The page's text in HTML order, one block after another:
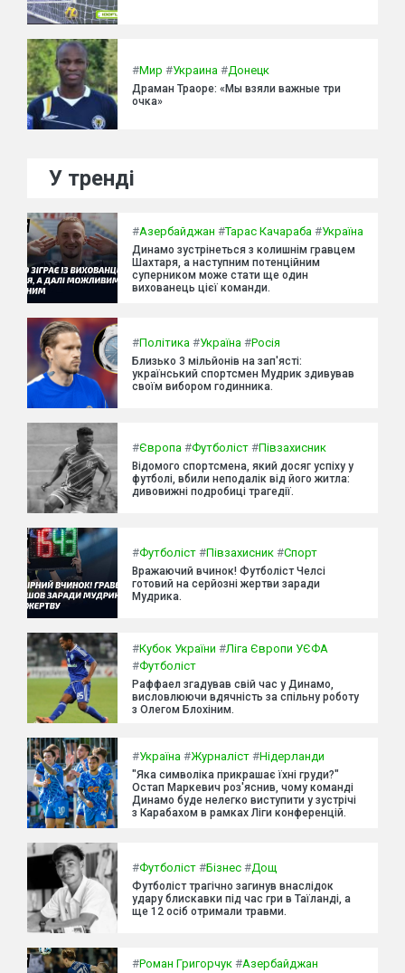
#Мир #Украина #Донецк
Драман Траоре: «Мы взяли важные три
очка»
У тренді
#Азербайджан #Тарас Качараба #Україна
Динамо зустрінеться з колишнім гравцем
Шахтаря, а наступним потенційним
суперником може стати ще один
вихованець цієї команди.
#Політика #Україна #Росія
Близько 3 мільйонів на зап'ясті:
український спортсмен Мудрик здивував
своїм вибором годинника.
#Європа #Футболіст #Півзахисник
Відомого спортсмена, який досяг успіху у
футболі, вбили неподалік від його житла:
дивовижні подробиці трагедії.
#Футболіст #Півзахисник #Спорт
Вражаючий вчинок! Футболіст Челсі
готовий на серйозні жертви заради
Мудрика.
#Кубок України #Ліга Європи УЄФА
#Футболіст
Раффаел згадував свій час у Динамо,
висловлюючи вдячність за спільну роботу
з Олегом Блохіним.
#Україна #Журналіст #Нідерланди
"Яка символіка прикрашає їхні груди?"
Остап Маркевич роз'яснив, чому команді
Динамо буде нелегко виступити у зустрічі
з Карабахом в рамках Ліги конференцій.
#Футболіст #Бізнес #Дощ
Футболіст трагічно загинув внаслідок
удару блискавки під час гри в Таїланді, а
ще 12 осіб отримали травми.
#Роман Григорчук #Азербайджан